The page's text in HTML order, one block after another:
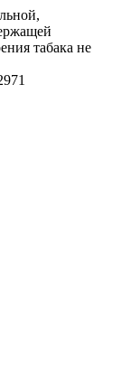
табака не